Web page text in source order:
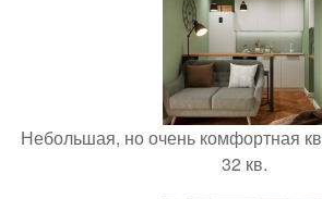
Небольшая, но очень комфортная
32 кв.